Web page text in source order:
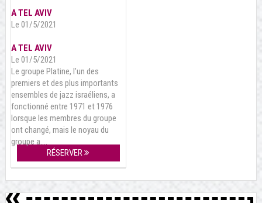
A TEL AVIV
Le 01/5/2021
A TEL AVIV
Le 01/5/2021
Le groupe Platine, l’un des
premiers et des plus importants
ensembles de jazz israéliens, a
fonctionné entre 1971 et 1976
lorsque les membres du groupe
ont changé, mais le noyau du
groupe a….
RÉSERVER